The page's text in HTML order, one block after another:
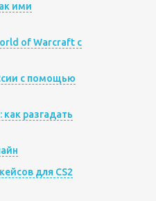
ими
of Warcraft с
с помощью
разгадать
для CS2